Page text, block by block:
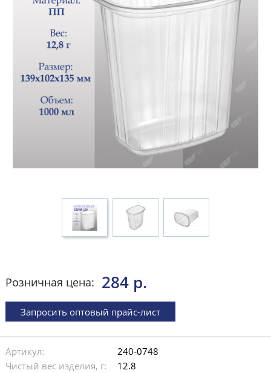
Розничная цена: 284 р.
Запросить оптовый прайс-лист
Артикул:
240-0748
Чистый вес изделия, г:
12.8